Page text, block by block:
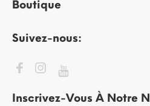
Boutique
Suivez-nous:
Inscrivez-Vous À Notre